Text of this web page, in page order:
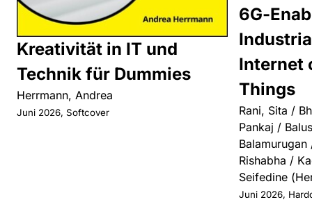
Kreativität in IT und
Technik für Dummies
Herrmann, Andrea
Juni 2026, Softcover
6G-
Internet
Things
Rani, Sita /
Pankaj /
Rishabha /
Seifedine
Juni 2026,